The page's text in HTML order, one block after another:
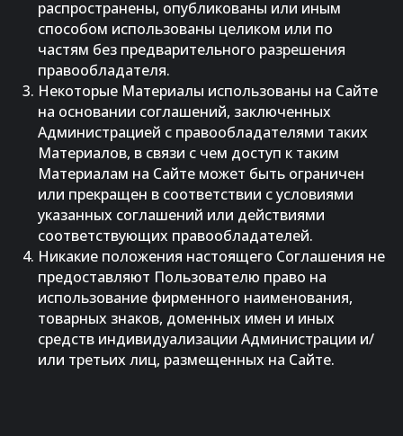
распространены, опубликованы или иным
способом использованы целиком или по
частям без предварительного разрешения
правообладателя.
Некоторые Материалы использованы на Сайте
на основании соглашений, заключенных
Администрацией с правообладателями таких
Материалов, в связи с чем доступ к таким
Материалам на Сайте может быть ограничен
или прекращен в соответствии с условиями
указанных соглашений или действиями
соответствующих правообладателей.
Никакие положения настоящего Соглашения не
предоставляют Пользователю право на
использование фирменного наименования,
товарных знаков, доменных имен и иных
средств индивидуализации Администрации и/
или третьих лиц, размещенных на Сайте.